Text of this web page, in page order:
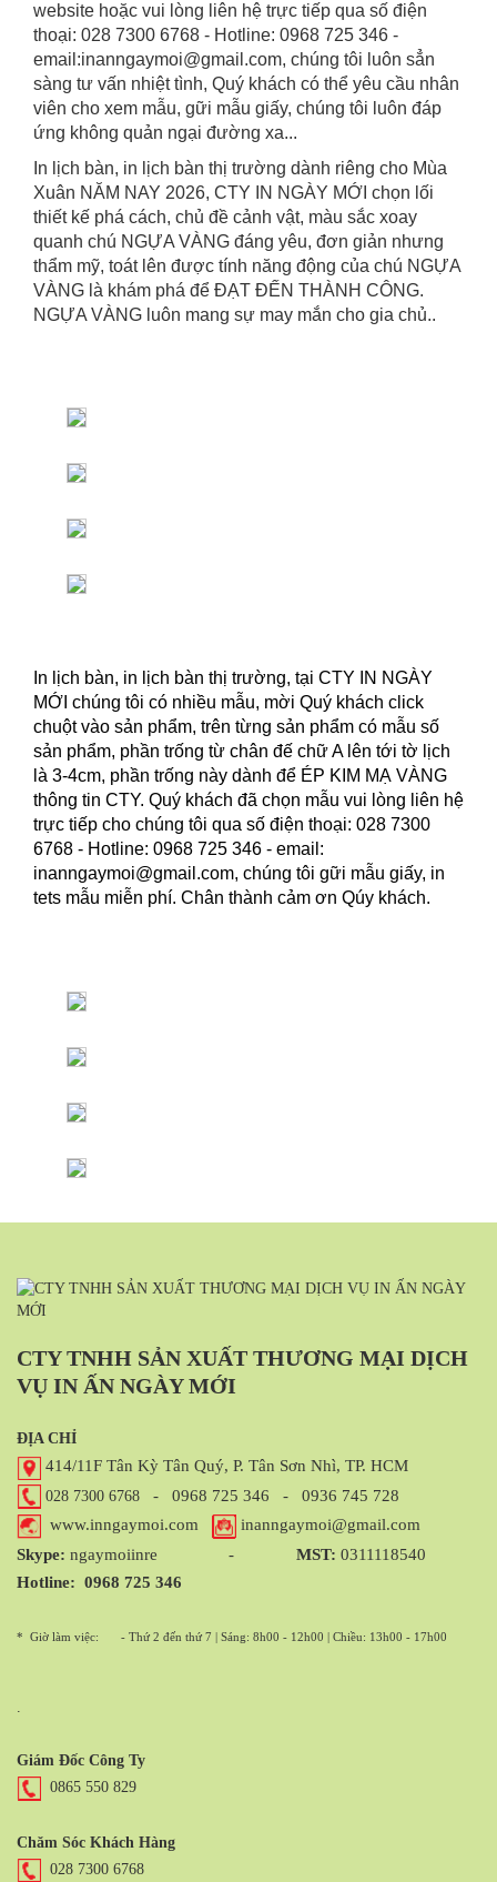
website hoặc vui lòng liên hệ trực tiếp qua số điện
thoại: 028 7300 6768 - Hotline: 0968 725 346 -
email:inanngaymoi@gmail.com, chúng tôi luôn sẳn
sàng tư vấn nhiệt tình, Quý khách có thể yêu cầu nhân
viên cho xem mẫu, gữi mẫu giấy, chúng tôi luôn đáp
ứng không quản ngại đường xa...
In lịch bàn, in lịch bàn thị trường dành riêng cho Mùa
Xuân NĂM NAY 2026, CTY IN NGÀY MỚI chọn lối
thiết kế phá cách, chủ đề cảnh vật, màu sắc xoay
quanh chú NGỰA VÀNG đáng yêu, đơn giản nhưng
thẩm mỹ, toát lên được tính năng động của chú NGỰA
VÀNG là khám phá để ĐẠT ĐẾN THÀNH CÔNG.
NGỰA VÀNG luôn mang sự may mắn cho gia chủ..
In lịch bàn, in lịch bàn thị trường, tại CTY IN NGÀY
MỚI chúng tôi có nhiều mẫu, mời Quý khách click
chuột vào sản phẩm, trên từng sản phẩm có mẫu số
sản phẩm, phần trống từ chân đế chữ A lên tới tờ lịch
là 3-4cm, phần trống này dành để ÉP KIM MẠ VÀNG
thông tin CTY. Quý khách đã chọn mẫu vui lòng liên hệ
trực tiếp cho chúng tôi qua số điện thoại: 028 7300
6768 - Hotline: 0968 725 346 - email:
inanngaymoi@gmail.com, chúng tôi gữi mẫu giấy, in
tets mẫu miễn phí. Chân thành cảm ơn Qúy khách.
CTY TNHH SẢN XUẤT THƯƠNG MẠI DỊCH
VỤ IN ẤN NGÀY MỚI
ĐỊA CHỈ
414/11F Tân Kỳ Tân Quý, P. Tân Sơn Nhì, TP. HCM
028 7300 6768 - 0968 725 346 - 0936 745 728
www.inngaymoi.com
inanngaymoi@gmail.com
Skype: ngaymoiinre - MST: 0311118540
Hotline: 0968 725 346
* Giờ làm việc: - Thứ 2 đến thứ 7 | Sáng: 8h00 - 12h00 | Chiều: 13h00 - 17h00
.
Giám Đốc Công Ty
0865 550 829
Chăm Sóc Khách Hàng
028 7300 6768